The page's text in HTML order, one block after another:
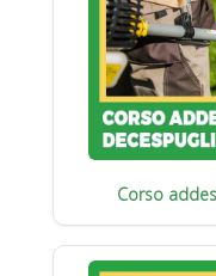
Corso